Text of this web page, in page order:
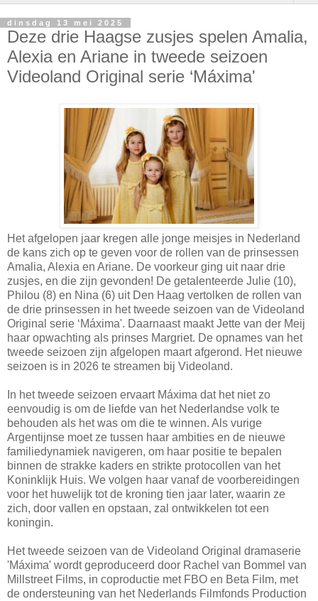
dinsdag 13 mei 2025
Deze drie Haagse zusjes spelen Amalia,
Alexia en Ariane in tweede seizoen
Videoland Original serie ‘Máxima'
Het afgelopen jaar kregen alle jonge meisjes in Nederland
de kans zich op te geven voor de rollen van de prinsessen
Amalia, Alexia en Ariane. De voorkeur ging uit naar drie
zusjes, en die zijn gevonden! De getalenteerde Julie (10),
Philou (8) en Nina (6) uit Den Haag vertolken de rollen van
de drie prinsessen in het tweede seizoen van de Videoland
Original serie ‘Máxima'. Daarnaast maakt Jette van der Meij
haar opwachting als prinses Margriet. De opnames van het
tweede seizoen zijn afgelopen maart afgerond. Het nieuwe
seizoen is in 2026 te streamen bij Videoland.
In het tweede seizoen ervaart Máxima dat het niet zo
eenvoudig is om de liefde van het Nederlandse volk te
behouden als het was om die te winnen. Als vurige
Argentijnse moet ze tussen haar ambities en de nieuwe
familiedynamiek navigeren, om haar positie te bepalen
binnen de strakke kaders en strikte protocollen van het
Koninklijk Huis. We volgen haar vanaf de voorbereidingen
voor het huwelijk tot de kroning tien jaar later, waarin ze
zich, door vallen en opstaan, zal ontwikkelen tot een
koningin.
Het tweede seizoen van de Videoland Original dramaserie
'Máxima' wordt geproduceerd door Rachel van Bommel van
Millstreet Films, in coproductie met FBO en Beta Film, met
de ondersteuning van het Nederlands Filmfonds Production